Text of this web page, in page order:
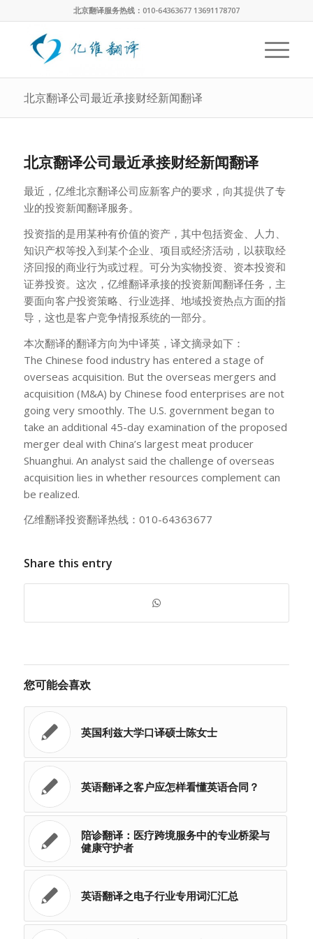
北京翻译服务热线：010-64363677 13691178707
北京翻译公司最近承接财经新闻翻译
北京翻译公司最近承接财经新闻翻译
最近，亿维北京翻译公司应新客户的要求，向其提供了专
业的投资新闻翻译服务。
投资指的是用某种有价值的资产，其中包括资金、人力、
知识产权等投入到某个企业、项目或经济活动，以获取经
济回报的商业行为或过程。可分为实物投资、资本投资和
证券投资。这次，亿维翻译承接的投资新闻翻译任务，主
要面向客户投资策略、行业选择、地域投资热点方面的指
导，这也是客户竞争情报系统的一部分。
本次翻译的翻译方向为中译英，译文摘录如下：
The Chinese food industry has entered a stage of
overseas acquisition. But the overseas mergers and
acquisition (M&A) by Chinese food enterprises are not
going very smoothly. The U.S. government began to
take an additional 45-day examination of the proposed
merger deal with China’s largest meat producer
Shuanghui. An analyst said the challenge of overseas
acquisition lies in whether resources complement can
be realized.
亿维翻译投资翻译热线：010-64363677
Share this entry
您可能会喜欢
英国利兹大学口译硕士陈女士
英语翻译之客户应怎样看懂英语合同？
陪诊翻译：医疗跨境服务中的专业桥梁与
健康守护者
英语翻译之电子行业专用词汇汇总